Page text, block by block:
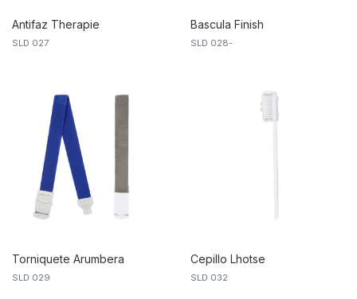
Antifaz Therapie
SLD 027
Bascula Finish
SLD 028-
Torniquete Arumbera
SLD 029
Cepillo Lhotse
SLD 032